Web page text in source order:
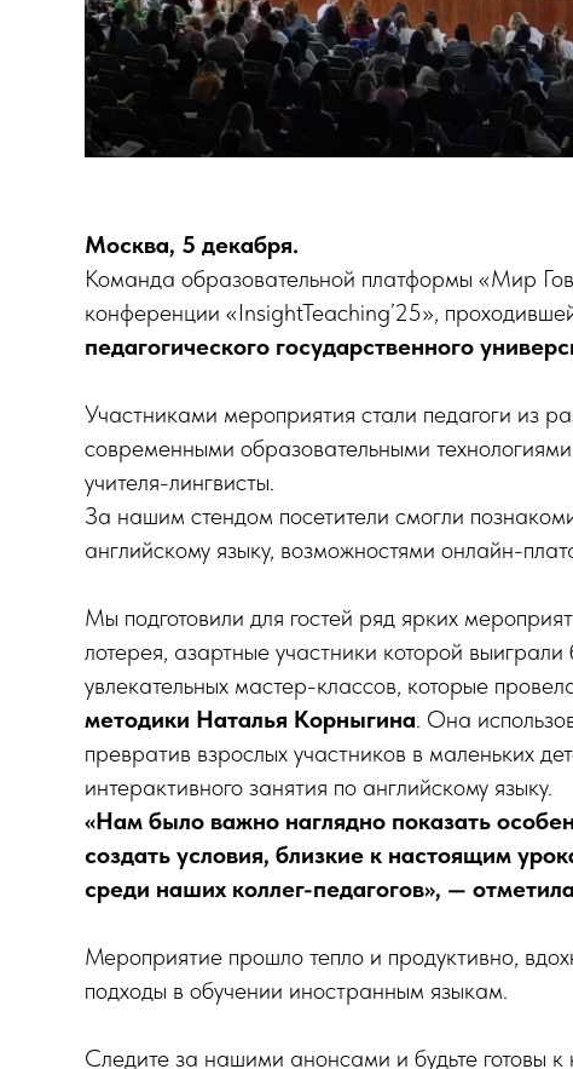
Москва, 5 декабря.
Команда образовательной платформы «Мир
конференции «InsightTeaching’25»,
педагогического государственного
Участниками мероприятия стали педагоги из
современными образовательными
учителя-лингвисты.
За нашим стендом посетители смогли
английскому языку, возможностями онлайн-
Мы подготовили для гостей ряд ярких
лотерея, азартные участники которой
увлекательных мастер-классов, которые
методики Наталья Корныгина. Она
превратив взрослых участников в маленьких
интерактивного занятия по английскому языку.
«Нам было важно наглядно показать
создать условия, близкие к настоящим
среди наших коллег-педагогов», —
Мероприятие прошло тепло и продуктивно,
подходы в обучении иностранным языкам.
Следите за нашими анонсами и будьте готовы